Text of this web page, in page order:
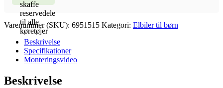
Varenummer (SKU): 6951515 Kategori: Elbiler til børn
Beskrivelse
Specifikationer
Monteringsvideo
Beskrivelse